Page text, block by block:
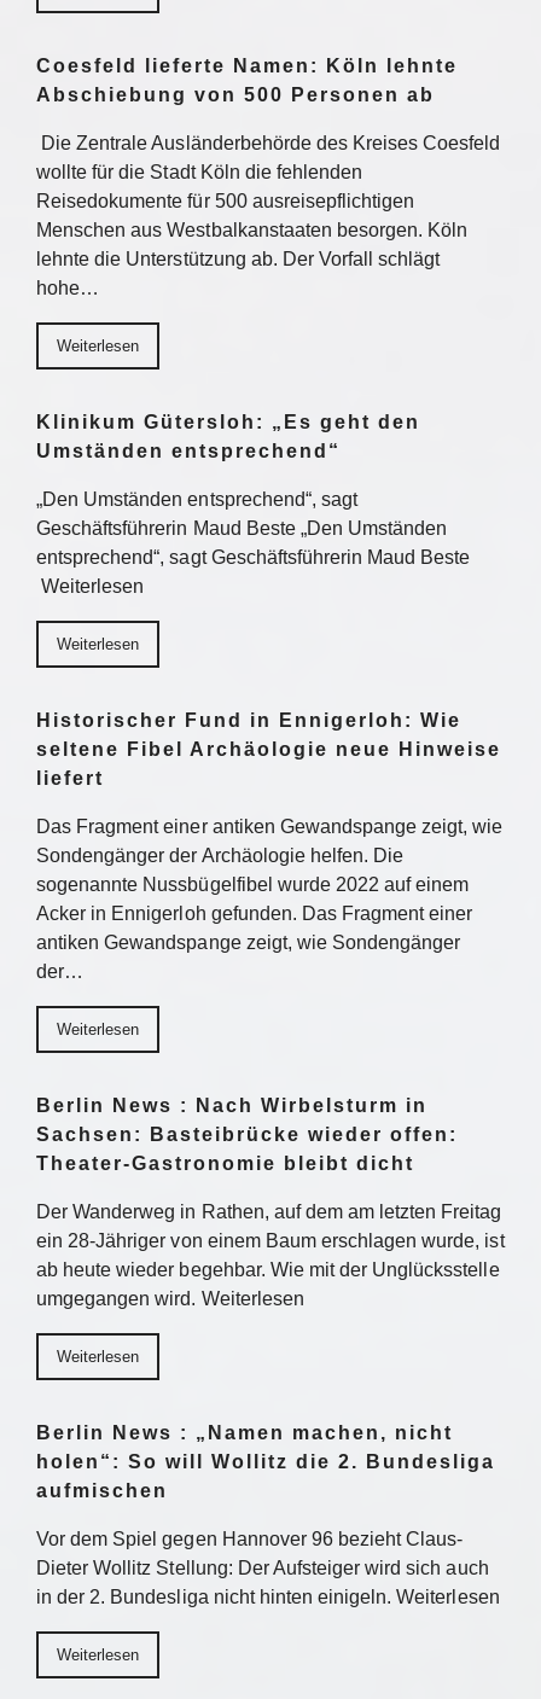
Coesfeld lieferte Namen: Köln lehnte
Abschiebung von 500 Personen ab
Die Zentrale Ausländerbehörde des Kreises Coesfeld
wollte für die Stadt Köln die fehlenden
Reisedokumente für 500 ausreisepflichtigen
Menschen aus Westbalkanstaaten besorgen. Köln
lehnte die Unterstützung ab. Der Vorfall schlägt
hohe…
Weiterlesen
Klinikum Gütersloh: „Es geht den
Umständen entsprechend“
„Den Umständen entsprechend“, sagt
Geschäftsführerin Maud Beste „Den Umständen
entsprechend“, sagt Geschäftsführerin Maud Beste
Weiterlesen
Weiterlesen
Historischer Fund in Ennigerloh: Wie
seltene Fibel Archäologie neue Hinweise
liefert
Das Fragment einer antiken Gewandspange zeigt, wie
Sondengänger der Archäologie helfen. Die
sogenannte Nussbügelfibel wurde 2022 auf einem
Acker in Ennigerloh gefunden. Das Fragment einer
antiken Gewandspange zeigt, wie Sondengänger
der…
Weiterlesen
Berlin News : Nach Wirbelsturm in
Sachsen: Basteibrücke wieder offen:
Theater-Gastronomie bleibt dicht
Der Wanderweg in Rathen, auf dem am letzten Freitag
ein 28-Jähriger von einem Baum erschlagen wurde, ist
ab heute wieder begehbar. Wie mit der Unglücksstelle
umgegangen wird. Weiterlesen
Weiterlesen
Berlin News : „Namen machen, nicht
holen“: So will Wollitz die 2. Bundesliga
aufmischen
Vor dem Spiel gegen Hannover 96 bezieht Claus-
Dieter Wollitz Stellung: Der Aufsteiger wird sich auch
in der 2. Bundesliga nicht hinten einigeln. Weiterlesen
Weiterlesen